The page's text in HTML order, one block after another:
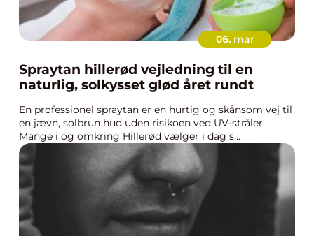
06. mar
Spraytan hillerød vejledning til en
naturlig, solkysset glød året rundt
En professionel spraytan er en hurtig og skånsom vej til
en jævn, solbrun hud uden risikoen ved UV-stråler.
Mange i og omkring Hillerød vælger i dag s...